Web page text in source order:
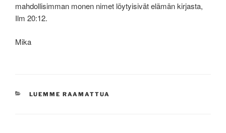
mahdollisimman monen nimet löytyisivät elämän kirjasta,
Ilm 20:12.
Mika
KATEGORIAT
LUEMME RAAMATTUA